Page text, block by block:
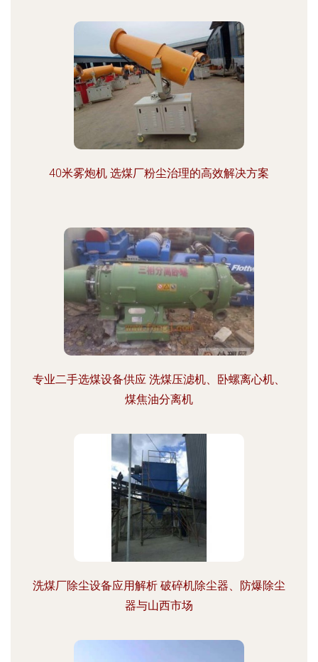
40米雾炮机 选煤厂粉尘治理的高效解决方案
专业二手选煤设备供应 洗煤压滤机、卧螺离心机、
煤焦油分离机
洗煤厂除尘设备应用解析 破碎机除尘器、防爆除尘
器与山西市场